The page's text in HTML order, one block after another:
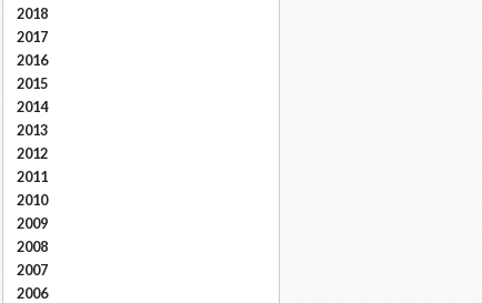
2018
2017
2016
2015
2014
2013
2012
2011
2010
2009
2008
2007
2006